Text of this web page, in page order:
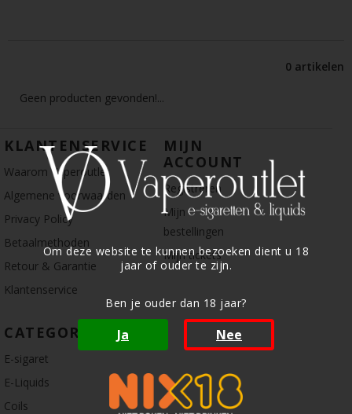
Om deze website te kunnen bezoeken dient u 18
jaar of ouder te zijn.
Ben je ouder dan 18 jaar?
Ja Nee
0 artikelen
Geen producten gevonden!...
KLANTENSERVICE
Waarom Vaperoutlet
Algemene voorwaarden
Privacy Policy
Betaalmethoden
Retour & Garantie
Klantenservice
MIJN
ACCOUNT
Registreren
Mijn
bestellingen
Mijn tickets
CATEGORIE
E-sigaret
E-Liquids
Coils